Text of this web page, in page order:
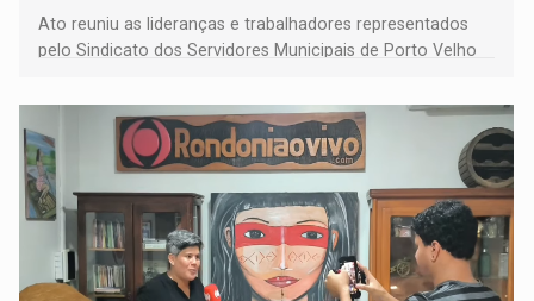
Ato reuniu as lideranças e trabalhadores representados
pelo Sindicato dos Servidores Municipais de Porto Velho